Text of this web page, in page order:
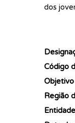
dos
Código
Objetivo
Região